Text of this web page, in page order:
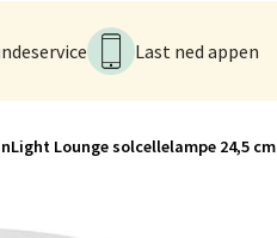
Last ned appen
Lounge solcellelampe 24,5 cm
- Jekta Storsenter
12, 9015 Tromsø